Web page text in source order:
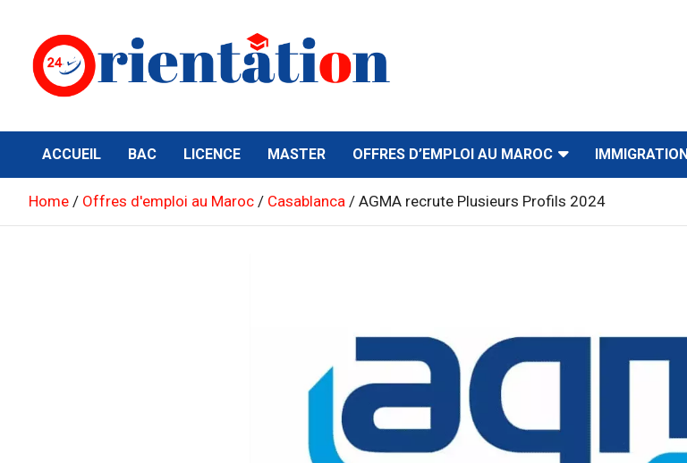
content
Orientation24
ACCUEIL BAC LICENCE MASTER OFFRES D’EMPLOI AU MAROC IMMIGRATION
Home Offres d'emploi au Maroc Casablanca AGMA recrute Plusieurs Profils 2024